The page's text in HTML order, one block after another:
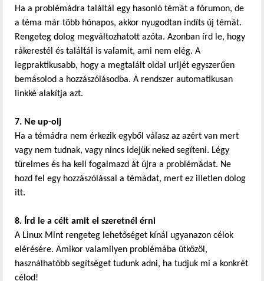
Ha a problémádra találtál egy hasonló témát a fórumon, de
a téma már több hónapos, akkor nyugodtan indíts új témát.
Rengeteg dolog megváltozhatott azóta. Azonban írd le, hogy
rákerestél és találtál is valamit, ami nem elég. A
legpraktikusabb, hogy a megtalált oldal urljét egyszerűen
bemásolod a hozzászólásodba. A rendszer automatikusan
linkké alakítja azt.
7. Ne up-olj
Ha a témádra nem érkezik egyből válasz az azért van mert
vagy nem tudnak, vagy nincs idejük neked segíteni. Légy
türelmes és ha kell fogalmazd át újra a problémádat. Ne
hozd fel egy hozzászólással a témádat, mert ez illetlen dolog
itt.
8. Írd le a célt amit el szeretnél érni
A Linux Mint rengeteg lehetőséget kínál ugyanazon célok
elérésére. Amikor valamilyen problémába ütközöl,
használhatóbb segítséget tudunk adni, ha tudjuk mi a konkrét
célod!